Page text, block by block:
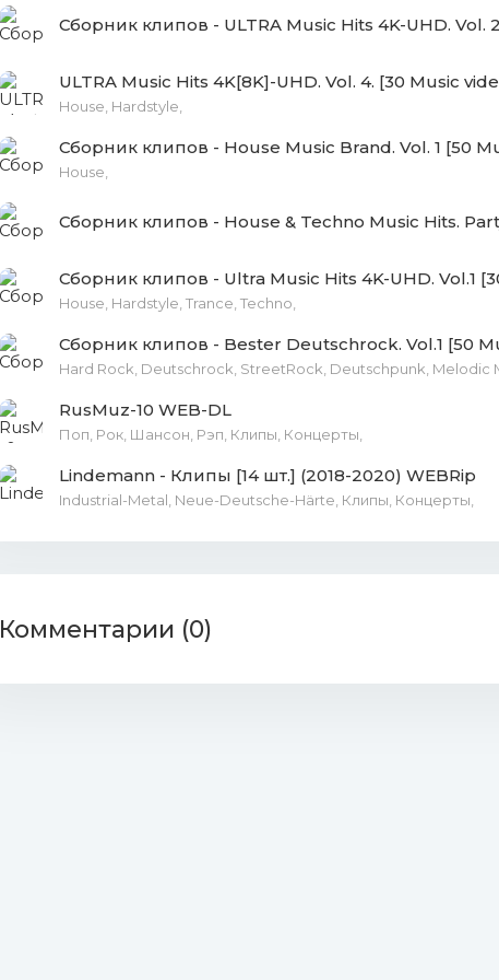
23. Марта Кот - До или После (Премьера!).mp4
24. Таня Герман - На Краю (Премьера!).mp4
ULTRA Music Hits 4K[8K]-UHD. Vol. 4. [30 Music
House, Hardstyle,
House,
Сборник клипов - Ultra Music Hits 4K-UHD. Vol.1
House, Hardstyle, Trance, Techno,
RusMuz-10 WEB-DL
Поп, Рок, Шансон, Рэп, Клипы, Концерты,
Lindemann - Клипы [14 шт.] (2018-2020) WEBRip
Industrial-Metal, Neue-Deutsche-Härte, Клипы, Концерты,
Комментарии (0)